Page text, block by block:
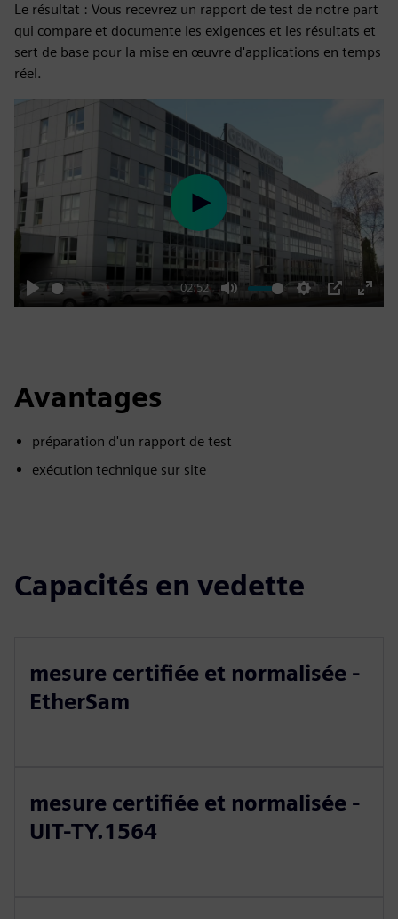
Le résultat : Vous recevrez un rapport de test de notre part
qui compare et documente les exigences et les résultats et
sert de base pour la mise en œuvre d'applications en temps
réel.
Play
02:52
Mute Settings
PIP
Enter
Play
Avantages
préparation d'un rapport de test
exécution technique sur site
Capacités en vedette
mesure certifiée et normalisée -
EtherSam
mesure certifiée et normalisée -
UIT-TY.1564